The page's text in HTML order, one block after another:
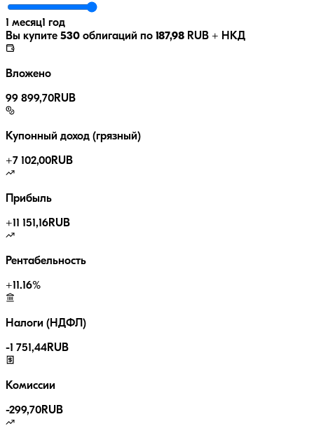
1 месяц1 год
Вы купите 530 облигаций по 187,98 RUB + НКД
Вложено
99 899,70RUB
Купонный доход (грязный)
+7 102,00RUB
Прибыль
+11 151,16RUB
Рентабельность
+11.16%
Налоги (НДФЛ)
-1 751,44RUB
Комиссии
-299,70RUB